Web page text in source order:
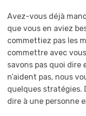
Avez-vous déjà
que vous en aviez
commettiez pas les
commettre avec
savons pas quoi dire
n’aident pas, nous
quelques stratégies.
dire à une personne